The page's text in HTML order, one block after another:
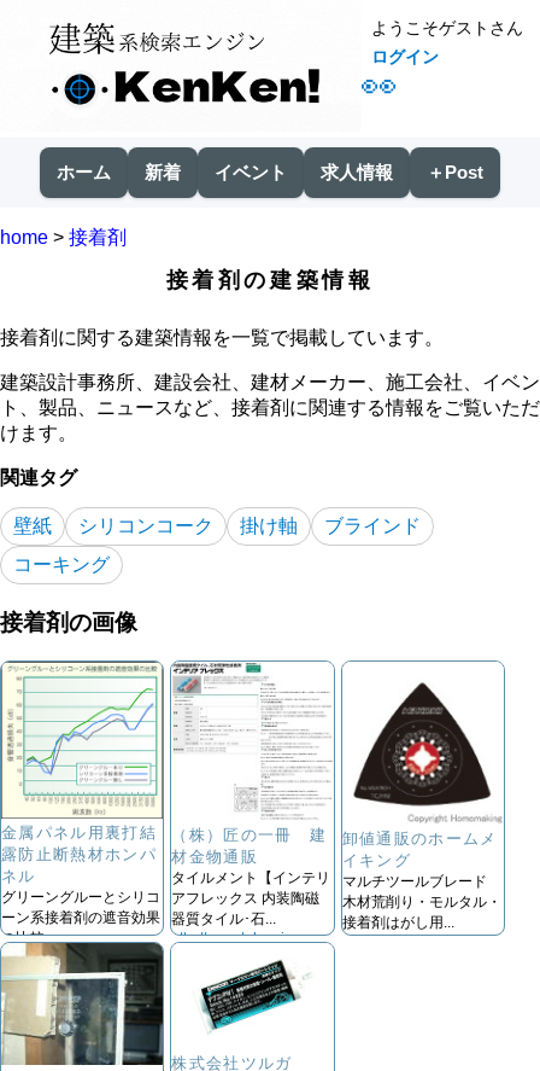
👀
ようこそゲストさん
ログイン
ホーム 新着 イベント 求人情報 ＋Post
home > 接着剤
接着剤の建築情報
接着剤に関する建築情報を一覧で掲載しています。
建築設計事務所、建設会社、建材メーカー、施工会社、イベン
ト、製品、ニュースなど、接着剤に関連する情報をご覧いただ
けます。
関連タグ
壁紙 シリコンコーク 掛け軸
ブラインド
コーキング
接着剤の画像
金属パネル用裏打結
露防止断熱材ホンパ
ネル
グリーングルーとシリコ
ーン系接着剤の遮音効果
の比較
http://www.gl-
honsyu.co.jp/
（株）匠の一冊 建
材金物通販
タイルメント【インテリ
アフレックス 内装陶磁
器質タイル･石...
http://www.takumi-
probook.jp/
卸値通販のホームメ
イキング
マルチツールブレード
木材荒削り・モルタル・
接着剤はがし用...
http://www.homemaking.jp
株式会社ツルガ